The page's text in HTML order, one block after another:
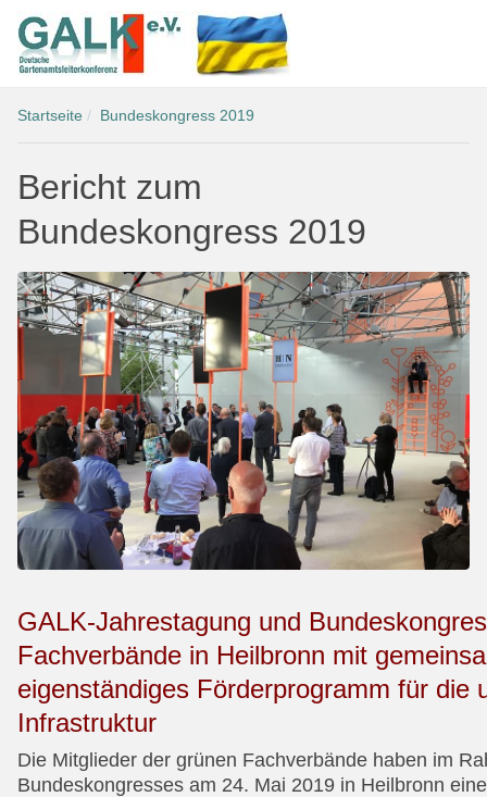
Startseite Bundeskongress 2019
Bericht zum
Bundeskongress 2019
GALK-Jahrestagung und
Fachverbände in Heilbronn mit
eigenständiges Förderprogramm für die
Infrastruktur
Die Mitglieder der grünen Fachverbände haben im
Bundeskongresses am 24. Mai 2019 in Heilbronn